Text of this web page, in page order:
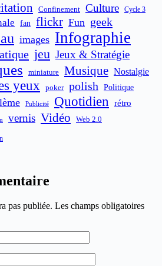
Confinement Culture
Cycle 3
fan flickr Fun geek
images Infographie
jeu Jeux & Stratégie
miniature Musique Nostalgie
yeux poker polish Politique
Publicité Quotidien
rétro
vernis Vidéo Web 2.0
pas publiée. Les champs obligatoires